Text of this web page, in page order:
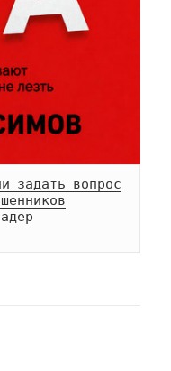
задать вопрос